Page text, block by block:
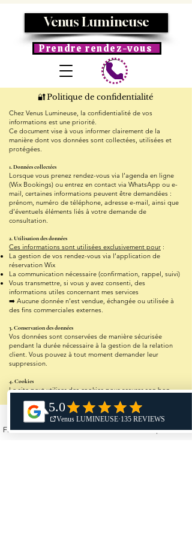
Venus Lumineuse
Prendre rendez-vous
🔐Politique de confidentialité
​Chez Venus Lumineuse, la confidentialité de vos
informations est une priorité.
Ce document vise à vous informer clairement de la
manière dont vos données sont collectées, utilisées et
protégées.
1. Données collectées
Lorsque vous prenez rendez-vous via l’agenda en ligne
(Wix Bookings) ou entrez en contact via WhatsApp ou e-
mail, certaines informations peuvent être demandées :
prénom, numéro de téléphone, adresse e-mail, ainsi que
d’éventuels éléments liés à votre demande de
consultation.
2. Utilisation des données
Ces informations sont utilisées exclusivement pour :
La gestion de vos rendez-vous via l’application de
réservation Wix
La communication nécessaire (confirmation, rappel, suivi)
Vous transmettre, si vous y avez consenti, des
informations utiles concernant mes services
➡️ Aucune donnée n’est vendue, échangée ou utilisée à
des fins commerciales externes.
3. Conservation des données
Vos données sont conservées de manière sécurisée
pendant la durée nécessaire à la gestion de la relation
client. Vous pouvez à tout moment demander leur
suppression.
4. Cookies
Le site peut utiliser des cookies pour assurer son bon
fonctionnement et analyser la fréquentation. Vous êtes
libre de les accepter ou de les désactiver depuis les
paramètres de votre navigateur.
Fiche d'établissement Google TikTok Téléphone